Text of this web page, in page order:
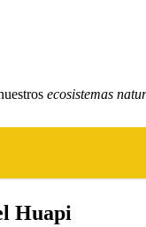
ecosistemas
Huapi